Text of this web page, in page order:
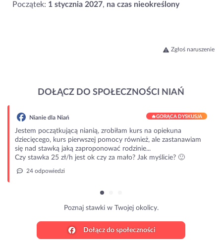
Początek: 1 stycznia 2027, na czas nieokreślony
Zgłoś naruszenie
DOŁĄCZ DO SPOŁECZNOŚCI NIAŃ
Nianie dla Niań 🔥GORĄCA DYSKUSJA
Jestem początkującą nianią, zrobiłam kurs na opiekuna
dziecięcego, kurs pierwszej pomocy również, ale zastanawiam
się nad stawką jaką zaproponować rodzinie...
Czy stawka 25 zł/h jest ok czy za mało? Jak myślicie? 🙂
24 odpowiedzi
Poznaj stawki w Twojej okolicy.
Dołącz do społeczności